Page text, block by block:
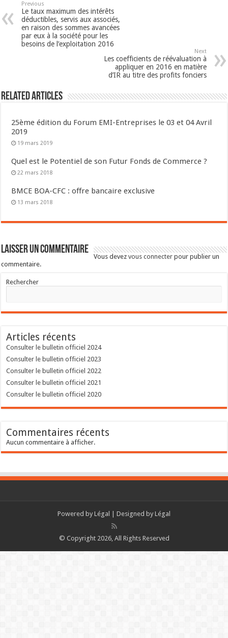
Previous
Le taux maximum des intérêts
déductibles, servis aux associés,
en raison des sommes avancées
par eux à la société pour les
besoins de l’exploitation 2016
Next
Les coefficients de réévaluation à
appliquer en 2016 en matière
d’IR au titre des profits fonciers
Related Articles
25ème édition du Forum EMI-Entreprises le 03 et 04 Avril
2019
19 mars 2019
Quel est le Potentiel de son Futur Fonds de Commerce ?
22 mars 2018
BMCE BOA-CFC : offre bancaire exclusive
13 mars 2018
Laisser un commentaire
Vous devezvous connecter pour publier un
commentaire.
Rechercher
Articles récents
Consulter le bulletin officiel 2024
Consulter le bulletin officiel 2023
Consulter le bulletin officiel 2022
Consulter le bulletin officiel 2021
Consulter le bulletin officiel 2020
Commentaires récents
Aucun commentaire à afficher.
Powered by Légal | Designed by Légal
© Copyright 2026, All Rights Reserved